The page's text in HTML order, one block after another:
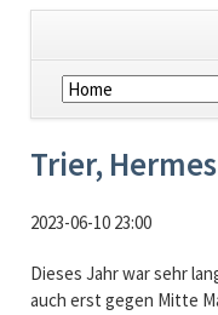
Navigation
überspringen
Trier,
2023-06-10 23:00
Dieses Jahr war sehr
auch erst gegen Mitte